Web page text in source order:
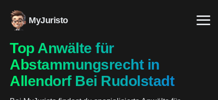
MyJuristo
Top Anwälte für
Abstammungsrecht in
Allendorf Bei Rudolstadt